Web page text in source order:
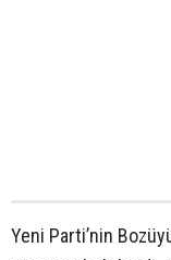
Yeni Parti’nin